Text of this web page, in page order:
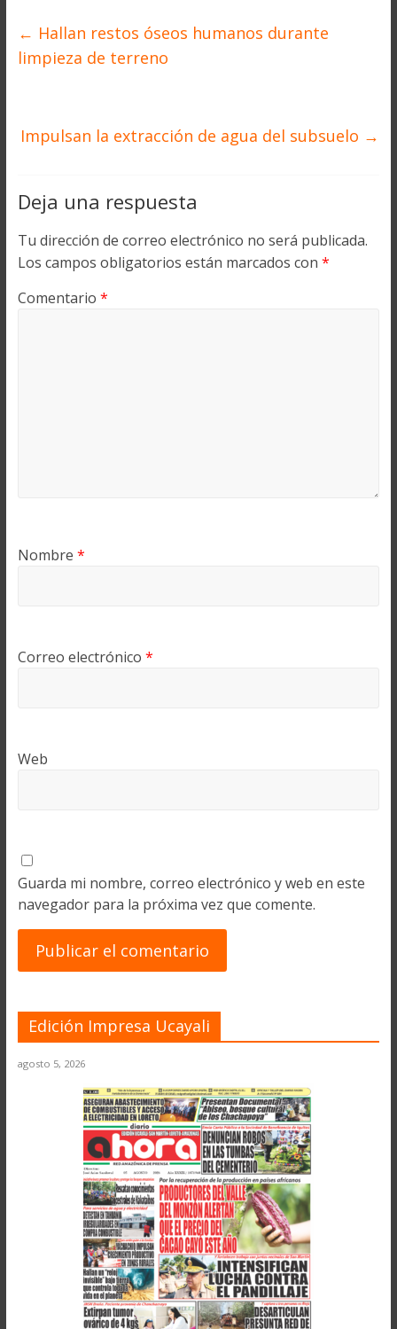
← Hallan restos óseos humanos durante
limpieza de terreno
Impulsan la extracción de agua del subsuelo →
Deja una respuesta
Tu dirección de correo electrónico no será publicada.
Los campos obligatorios están marcados con *
Comentario *
Nombre *
Correo electrónico *
Web
Guarda mi nombre, correo electrónico y web en este
navegador para la próxima vez que comente.
Edición Impresa Ucayali
agosto 5, 2026